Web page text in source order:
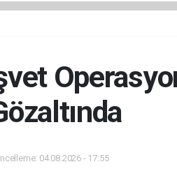
04.08.2026 - 17:55